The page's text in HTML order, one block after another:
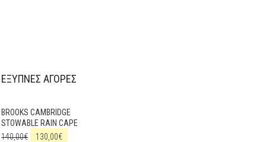
ΕΞΥΠΝΕΣ ΑΓΟΡΕΣ
BROOKS CAMBRIDGE
STOWABLE RAIN CAPE
140,00€ 130,00€